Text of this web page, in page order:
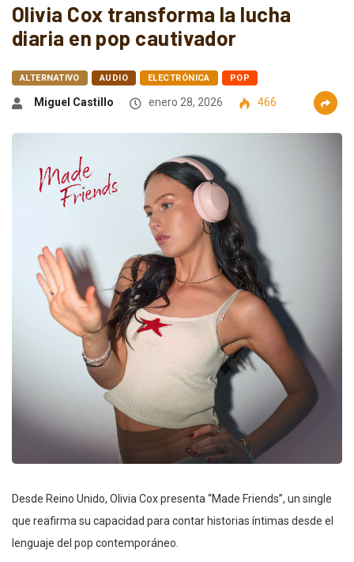
Olivia Cox transforma la lucha
diaria en pop cautivador
ALTERNATIVO AUDIO ELECTRÓNICA POP
Miguel Castillo enero 28, 2026 466
Desde Reino Unido, Olivia Cox presenta “Made Friends”, un single
que reafirma su capacidad para contar historias íntimas desde el
lenguaje del pop contemporáneo.